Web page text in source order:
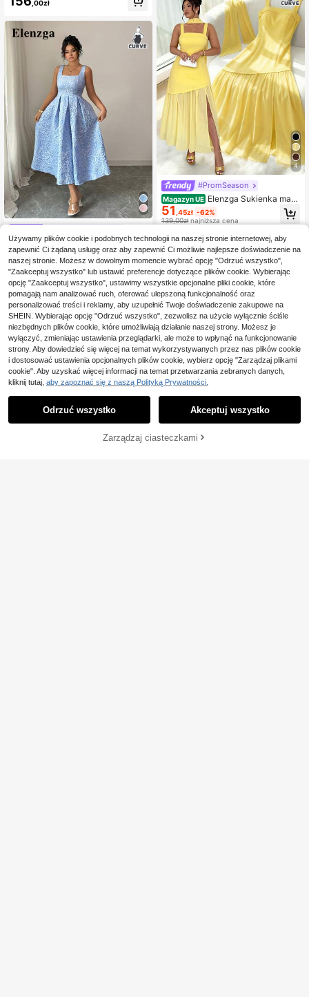
warstwowa z falbanami, romantycz
,00zł
Magazyn UE Elenzga Elegancka, sw
obodna, wakacyjna sukienka dams
ka w dużym rozmiarze z kwadrato
wym dekoltem i ramiączkami typu s
paghetti, wyszczuplająca talię, dłu
ga, niebieska, swobodna, różowa, ż
akardowa
123,49zł
4-5 dni roboczych
4
#PromSeason
Magazyn UE Elenzga Sukienka maxi
damska w dużym rozmiarze z wyso
kim rozcięciem, bez rękawów, w je
dnolitym kolorze, długa, z szalikie
m, odpowiednia do biura, na randk
ę, na co dzień, na wiosnę/lato
51 ,45zł -62%
139,00złnajniższa cena
KUP TERAZ
Używamy plików cookie i podobnych technologii na naszej stronie internetowej, aby
zapewnić Ci żądaną usługę oraz aby zapewnić Ci możliwie najlepsze doświadczenie na
naszej stronie. Możesz w dowolnym momencie wybrać opcję "Odrzuć wszystko",
"Zaakceptuj wszystko" lub ustawić preferencje dotyczące plików cookie. Wybierając
opcję "Zaakceptuj wszystko", ustawimy wszystkie opcjonalne pliki cookie, które
pomagają nam analizować ruch, oferować ulepszoną funkcjonalność oraz
personalizować treści i reklamy, aby uzupełnić Twoje doświadczenie zakupowe na
SHEIN. Wybierając opcję "Odrzuć wszystko", zezwolisz na użycie wyłącznie ściśle
niezbędnych plików cookie, które umożliwiają działanie naszej strony. Możesz je
wyłączyć, zmieniając ustawienia przeglądarki, ale może to wpłynąć na funkcjonowanie
strony. Aby dowiedzieć się więcej na temat wykorzystywanych przez nas plików cookie
i dostosować ustawienia opcjonalnych plików cookie, wybierz opcję "Zarządzaj plikami
cookie". Aby uzyskać więcej informacji na temat przetwarzania zebranych danych,
kliknij tutaj, aby zapoznać się z naszą Polityką Prywatności.
Odrzuć wszystko Akceptuj wszystko
Zarządzaj ciasteczkami